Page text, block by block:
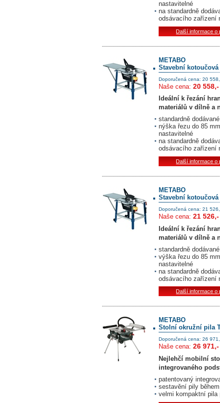
nastavitelné
na standardně
odsávacího zařízení
Další informace o
METABO
Stavební kotoučová
Doporučená cena: 20
Naše cena: 20
Ideální k řezání
materiálů v dílně a
standardně
nýška řezu do 85
nastavitelné
na standardně
odsávacího zařízení
Další informace o
METABO
Stavební kotoučová
Doporučená cena: 21
Naše cena: 21
Ideální k řezání
materiálů v dílně a
standardně
výška řezu do 85
nastavitelné
na standardně
odsávacího zařízení
Další informace o
METABO
Stolní okružní pila
Doporučená cena: 26
Naše cena: 26
Nejlehčí mobilní
integrovaného
patentovaný
sestavění pily
velmi kompaktní pila